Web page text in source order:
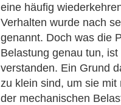
eine häufig
Verhalten wurde nach
genannt. Doch was die
Belastung genau tun,
verstanden. Ein Grund
zu klein sind, um sie
der mechanischen